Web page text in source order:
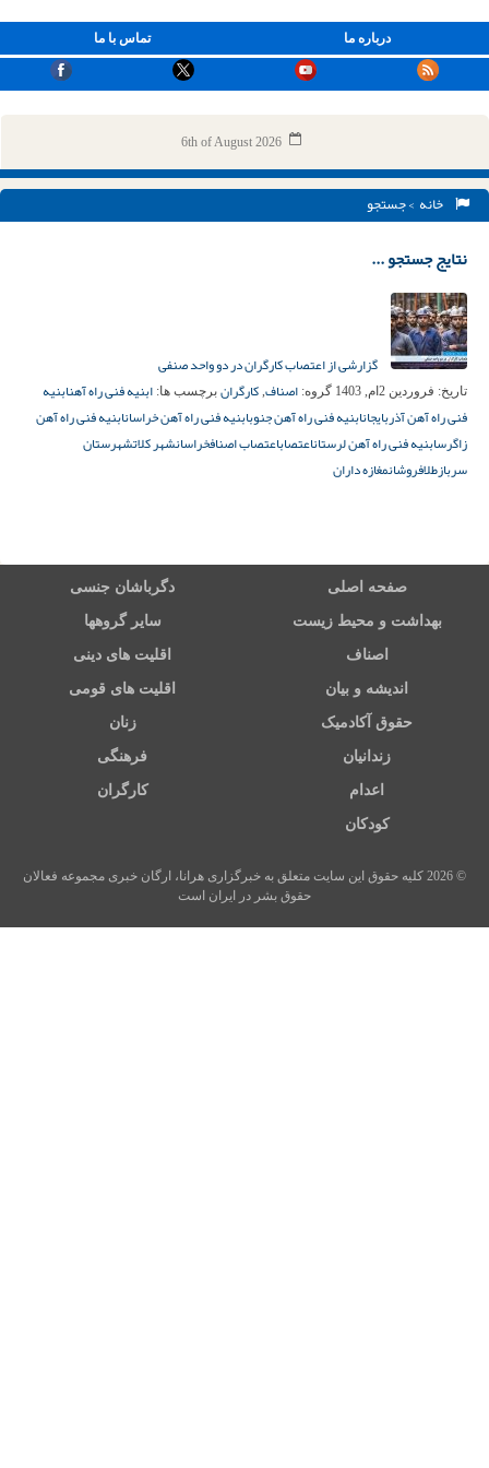
تماس با ما درباره ما
6th of August 2026
خانه > جستجو
نتایج جستجو ...
گزارشی از اعتصاب کارگران در دو واحد صنفی
تاریخ: فروردین 2ام, 1403 گروه: اصناف, کارگران برچسب ها: ابنیه فنی راه آهنابنیه
فنی راه آهن آذربایجانابنیه فنی راه آهن جنوبابنیه فنی راه آهن خراسانابنیه فنی راه آهن
زاگرسابنیه فنی راه آهن لرستاناعتصاباعتصاب اصنافخراسانشهر کلاتشهرستان
سربازطلافروشانمغازه داران
صفحه اصلی دگرباشان جنسی
بهداشت و محیط زیست سایر گروهها
اصناف اقلیت های دینی
اندیشه و بیان اقلیت های قومی
حقوق آکادمیک زنان
زندانیان فرهنگی
اعدام کارگران
کودکان
© 2026 کلیه حقوق این سایت متعلق به خبرگزاری هرانا، ارگان خبری مجموعه فعالان
حقوق بشر در ایران است